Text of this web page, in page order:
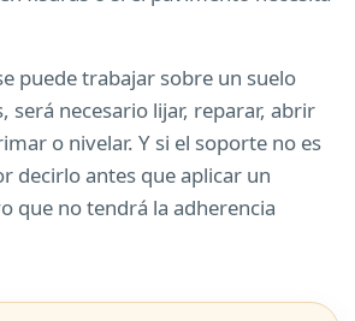
puede trabajar sobre un suelo
será necesario lijar, reparar, abrir
o nivelar. Y si el soporte no es
decirlo antes que aplicar un
que no tendrá la adherencia